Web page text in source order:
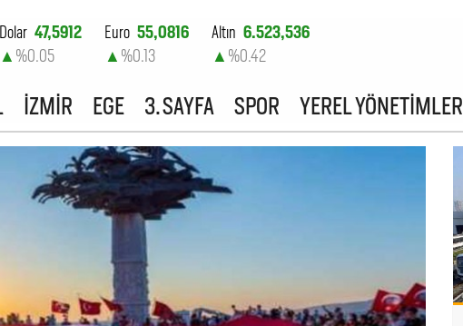
Dolar 47,5912
▲ %0.05
Euro 55,0816
▲ %0.13
Altın 6.523,536
▲ %0.42
%0
İZMİR EGE 3. SAYFA SPOR YEREL YÖNETİMLER